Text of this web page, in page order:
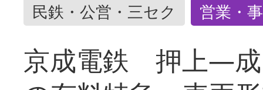
民鉄・公営・三セク 営業・
京成電鉄 押上―成